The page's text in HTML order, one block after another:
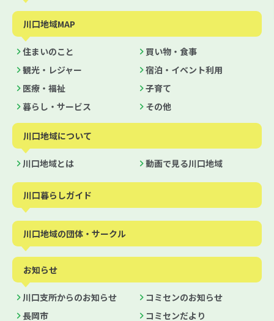
川口地域MAP
住まいのこと
買い物・食事
観光・レジャー
宿泊・イベント利用
医療・福祉
子育て
暮らし・サービス
その他
川口地域について
川口地域とは 動画で見る川口地域
川口暮らしガイド
川口地域の団体・サークル
お知らせ
川口支所からのお知らせ
コミセンのお知らせ
長岡市
コミセンだより